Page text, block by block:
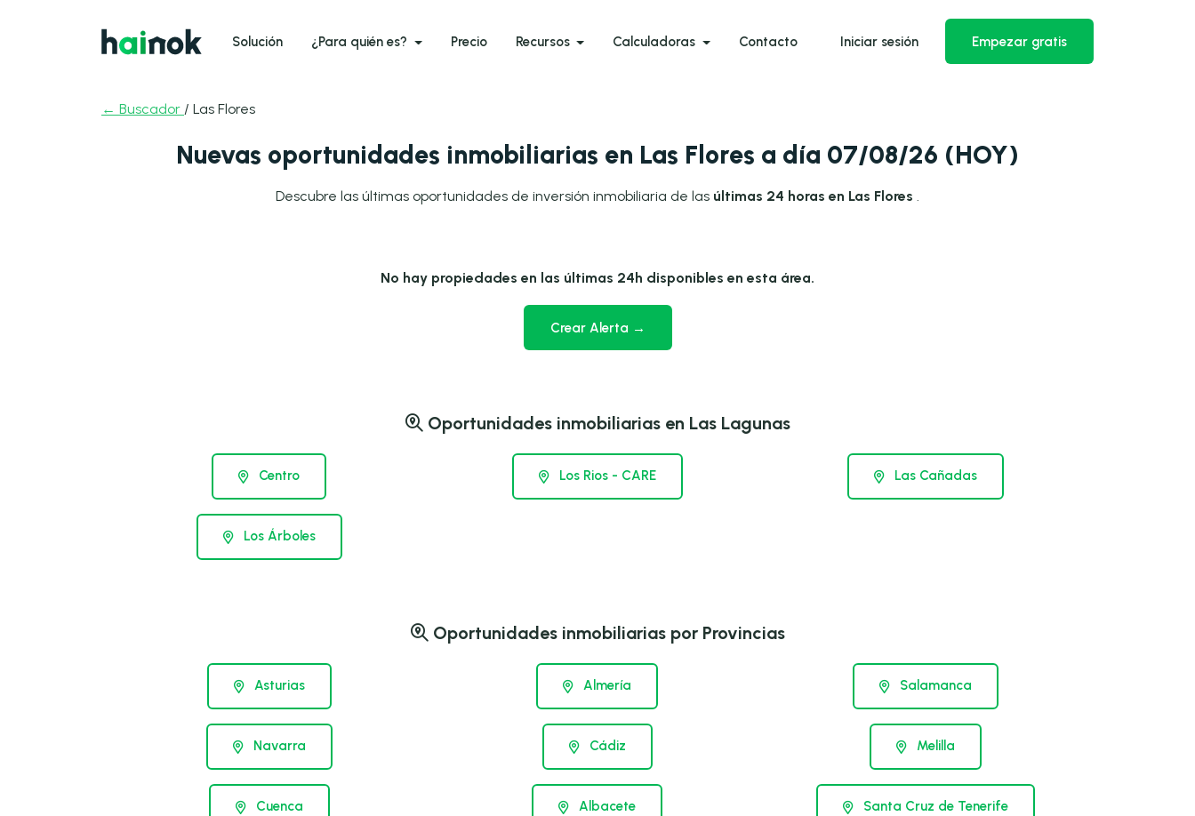
Solución ¿Para quién es? Precio Recursos Calculadoras Contacto Iniciar sesión Empezar gratis
← Buscador / Las Flores
Nuevas oportunidades inmobiliarias en Las Flores a día 07/08/26 (HOY)
Descubre las últimas oportunidades de inversión inmobiliaria de las últimas 24 horas en Las Flores .
No hay propiedades en las últimas 24h disponibles en esta área.
Crear Alerta →
Oportunidades inmobiliarias en Las Lagunas
Centro Los Rios - CARE Las Cañadas
Los Árboles
Oportunidades inmobiliarias por Provincias
Asturias Almería Salamanca
Navarra Cádiz Melilla
Cuenca Albacete Santa Cruz de Tenerife